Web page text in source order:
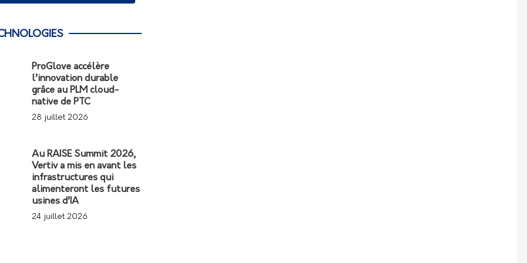
ProGlove accélère
l’innovation durable
grâce au PLM cloud-
native de PTC
28 juillet 2026
Au RAISE Summit 2026,
Vertiv a mis en avant les
infrastructures qui
alimenteront les futures
usines d’IA
24 juillet 2026